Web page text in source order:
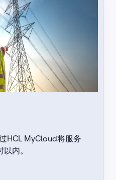
HCL MyCloud将服务
内。